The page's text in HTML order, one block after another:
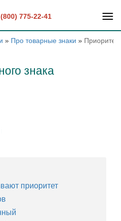
775-22-41
» Про товарные знаки » Приоритет
знака
приоритет